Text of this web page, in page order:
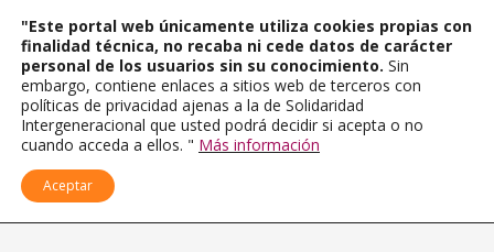
"Este portal web únicamente utiliza cookies propias con
finalidad técnica, no recaba ni cede datos de carácter
personal de los usuarios sin su conocimiento. Sin
embargo, contiene enlaces a sitios web de terceros con
políticas de privacidad ajenas a la de Solidaridad
Intergeneracional que usted podrá decidir si acepta o no
cuando acceda a ellos. " Más información
Aceptar